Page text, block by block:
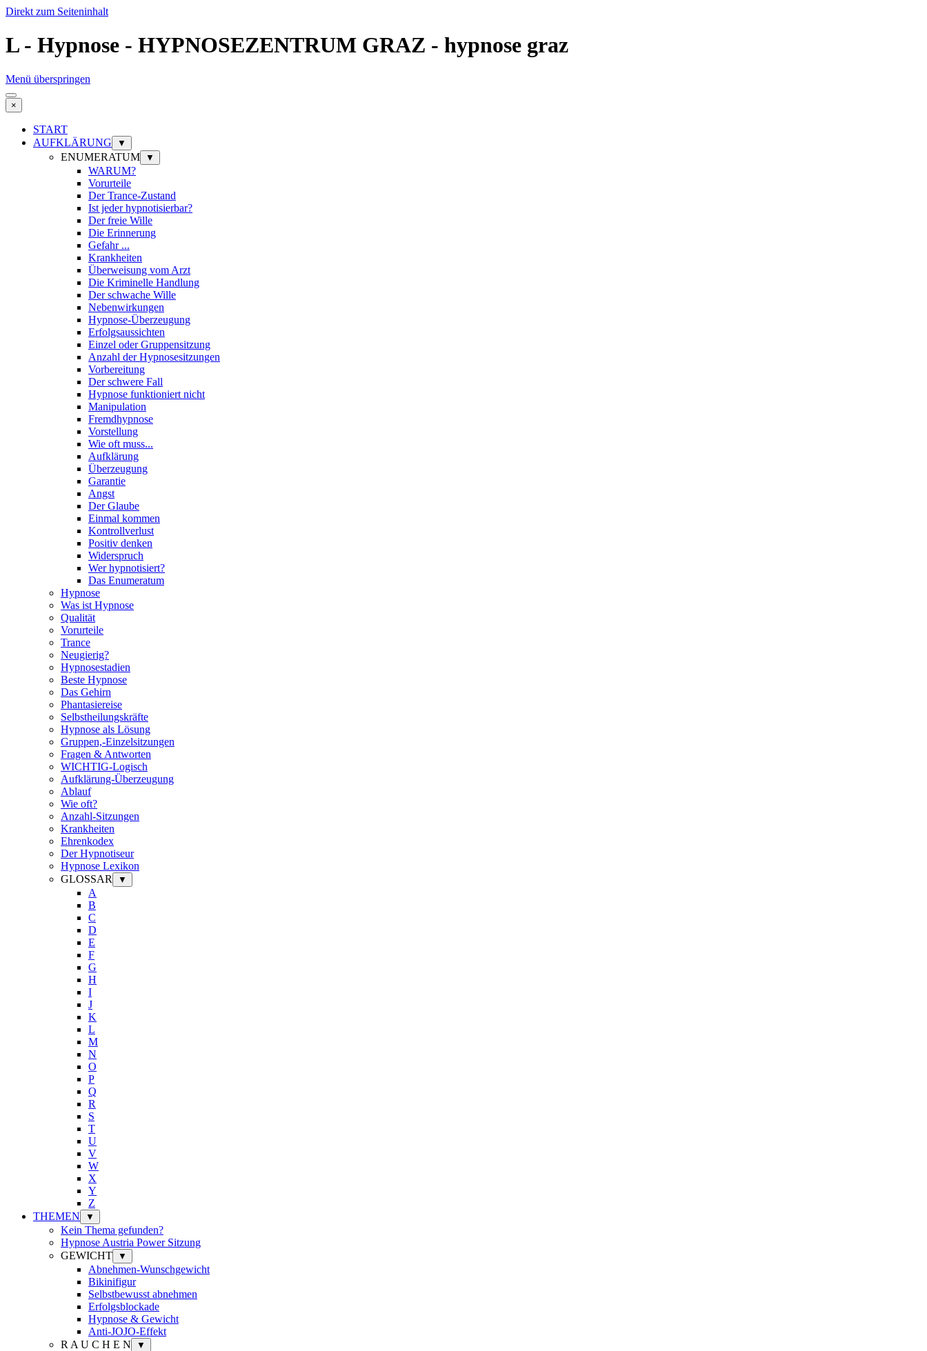
Direkt zum Seiteninhalt
L - Hypnose - HYPNOSEZENTRUM GRAZ - hypnose graz
Menü überspringen
×
START
AUFKLÄRUNG
▼
ENUMERATUM ▼
WARUM?
Vorurteile
Der Trance-Zustand
Ist jeder hypnotisierbar?
Der freie Wille
Die Erinnerung
Gefahr ...
Krankheiten
Überweisung vom Arzt
Die Kriminelle Handlung
Der schwache Wille
Nebenwirkungen
Hypnose-Überzeugung
Erfolgsaussichten
Einzel oder Gruppensitzung
Anzahl der Hypnosesitzungen
Vorbereitung
Der schwere Fall
Hypnose funktioniert nicht
Manipulation
Fremdhypnose
Vorstellung
Wie oft muss...
Aufklärung
Überzeugung
Garantie
Angst
Der Glaube
Einmal kommen
Kontrollverlust
Positiv denken
Widerspruch
Wer hypnotisiert?
Das Enumeratum
Hypnose
Was ist Hypnose
Qualität
Vorurteile
Trance
Neugierig?
Hypnosestadien
Beste Hypnose
Das Gehirn
Phantasiereise
Selbstheilungskräfte
Hypnose als Lösung
Gruppen,-Einzelsitzungen
Fragen & Antworten
WICHTIG-Logisch
Aufklärung-Überzeugung
Ablauf
Wie oft?
Anzahl-Sitzungen
Krankheiten
Ehrenkodex
Der Hypnotiseur
Hypnose Lexikon
GLOSSAR
▼
A
B
C
D
E
F
G
H
I
J
K
L
M
N
O
P
Q
R
S
T
U
V
W
X
Y
Z
THEMEN
▼
Kein Thema gefunden?
Hypnose Austria Power Sitzung
GEWICHT
▼
Abnehmen-Wunschgewicht
Bikinifigur
Selbstbewusst abnehmen
Erfolgsblockade
Hypnose & Gewicht
Anti-JOJO-Effekt
R A U C H E N
▼